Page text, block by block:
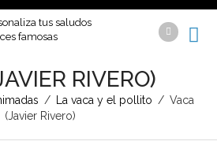
RIVERO)
/ La vaca y el pollito / Vaca
(Javier Rivero)